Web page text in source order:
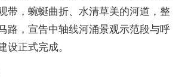
带，蜿蜒曲折、水清草美的河道，整
路，宣告中轴线河涌景观示范段与呼
设正式完成。